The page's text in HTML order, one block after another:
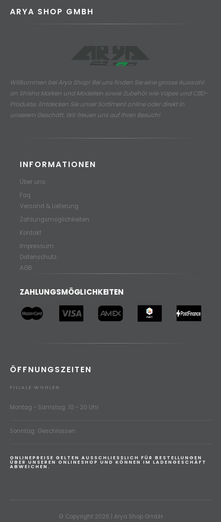
ARYA SHOP GMBH
Willkommen bei Arya Shop! Bei uns finden Sie eine grosse Auswahl
an Shisha Marken und Modellen sowie Zubehör wie Vapes und CBD-
Produkte. Entdecken Sie unser Sortiment online oder direkt in
unserem Geschäft. Wir freuen uns auf Ihren Besuch!
INFORMATIONEN
Über uns
Faq
Versand & Lieferung
Zahlungsmöglichkeiten
Kontakt
Impressum
Datenschutz
AGB
ZAHLUNGSMÖGLICHKEITEN
ÖFFNUNGSZEITEN
FILIALE WOHLEN
Montag - Samstag: 10 - 20 Uhr
Sonntag: Geschlossen
ONLINEPREISE GELTEN AUSSCHLIESSLICH FÜR BESTELLUNGEN
ÜBER UNSEREN ONLINESHOP UND KÖNNEN IM LADENGESCHÄFT
ABWEICHEN.
© Copyright 2026 | Arya Shop GmbH